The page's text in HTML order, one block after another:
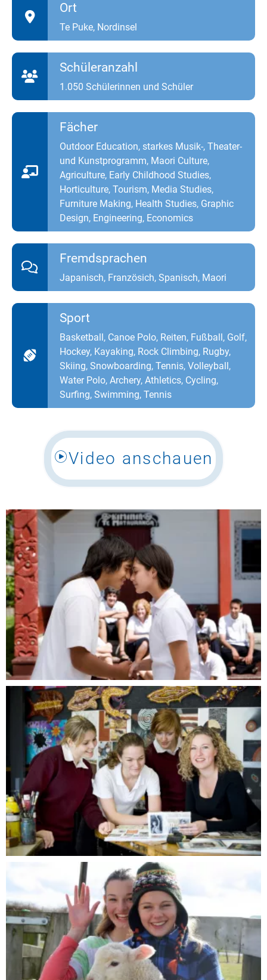
Ort
Te Puke, Nordinsel
Schüleranzahl
1.050 Schülerinnen und Schüler
Fächer
Outdoor Education, starkes Musik-, Theater-
und Kunstprogramm, Maori Culture,
Agriculture, Early Childhood Studies,
Horticulture, Tourism, Media Studies,
Furniture Making, Health Studies, Graphic
Design, Engineering, Economics
Fremdsprachen
Japanisch, Französich, Spanisch, Maori
Sport
Basketball, Canoe Polo, Reiten, Fußball, Golf,
Hockey, Kayaking, Rock Climbing, Rugby,
Skiing, Snowboarding, Tennis, Volleyball,
Water Polo, Archery, Athletics, Cycling,
Surfing, Swimming, Tennis
Video anschauen